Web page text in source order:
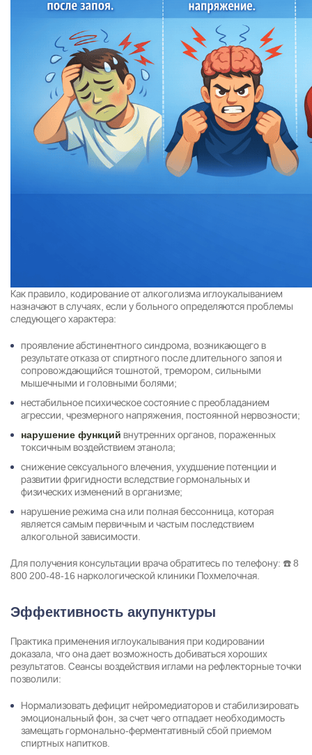
Как правило, кодирование от алкоголизмаиглоукалыванием
назначают в случаях, если у больного определяются проблемы
следующего характера:
проявление абстинентного синдрома, возникающего в
результате отказа от спиртного после длительного запоя и
сопровождающийся тошнотой, тремором, сильными
мышечными и головными болями;
нестабильное психическое состояние с преобладанием
агрессии, чрезмерного напряжения, постоянной нервозности;
нарушение функций внутренних органов, пораженных
токсичным воздействием этанола;
снижение сексуального влечения, ухудшение потенции и
развитии фригидности вследствие гормональных и
физических изменений в организме;
нарушение режима сна или полная бессонница, которая
является самым первичным и частым последствием
алкогольной зависимости.
Для получения консультации врача обратитесь по телефону: ☎️8
800 200-48-16 наркологической клиники Похмелочная.
Эффективность акупунктуры
Практика применения иглоукалывания при кодировании
доказала, что она дает возможность добиваться хороших
результатов. Сеансы воздействия иглами на рефлекторные точки
позволили:
Нормализовать дефицит нейромедиаторов и стабилизировать
эмоциональный фон, за счет чего отпадает необходимость
замещать гормонально-ферментативный сбой приемом
спиртных напитков.